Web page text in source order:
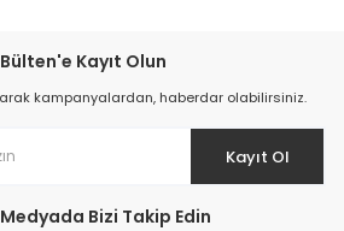
Kayıt Olun
kampanyalardan, haberdar olabilirsiniz.
Kayıt Ol
Bizi Takip Edin